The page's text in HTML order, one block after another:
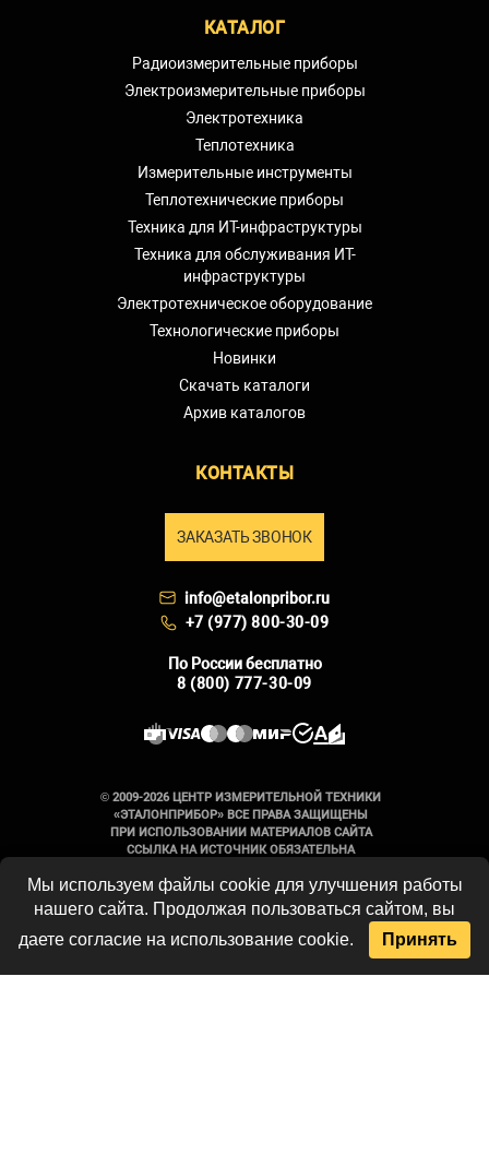
КАТАЛОГ
Радиоизмерительные приборы
Электроизмерительные приборы
Электротехника
Теплотехника
Измерительные инструменты
Теплотехнические приборы
Техника для ИТ-инфраструктуры
Техника для обслуживания ИТ-
инфраструктуры
Электротехническое оборудование
Технологические приборы
Новинки
Скачать каталоги
Архив каталогов
КОНТАКТЫ
ЗАКАЗАТЬ ЗВОНОК
info@etalonpribor.ru
+7 (977) 800-30-09
По России бесплатно
8 (800) 777-30-09
© 2009-2026 ЦЕНТР ИЗМЕРИТЕЛЬНОЙ ТЕХНИКИ
«ЭТАЛОНПРИБОР» ВСЕ ПРАВА ЗАЩИЩЕНЫ
ПРИ ИСПОЛЬЗОВАНИИ МАТЕРИАЛОВ САЙТА
ССЫЛКА НА ИСТОЧНИК ОБЯЗАТЕЛЬНА
Вся информация на сайте носит
справочный характер и не является
публичной офертой, определяемой
положениями Статьи 437 Гражданского
Мы используем файлы cookie для улучшения работы
нашего сайта. Продолжая пользоваться сайтом, вы
даете согласие на использование cookie.
Принять